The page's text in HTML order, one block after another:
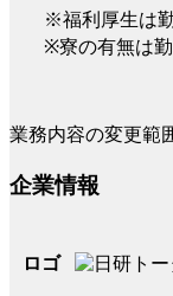
※福利厚生は
※寮の有無は勤
業務内容の変更範
企業情報
ロゴ